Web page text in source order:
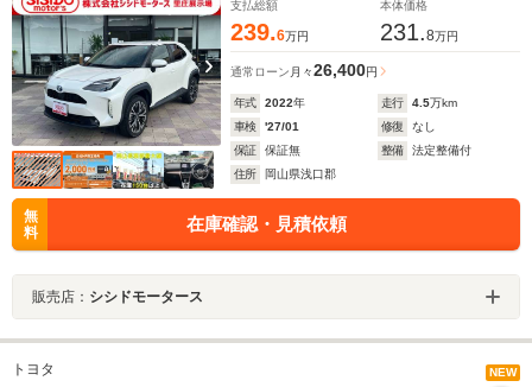
ール ETC 禁煙車
支払総額
239.6万円
本体価格
231.8万円
通常ローン 月々26,400円
年式 2022年 走行 4.5万km
車検
'27/01 修復
なし
保証
保証無 整備
法定整備付
住所
岡山県浅口郡
無
料
在庫確認・見積依頼
販売店： シシドモータース
トヨタ NEW